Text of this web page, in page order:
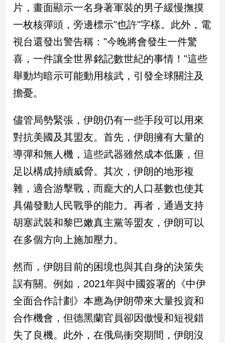
灣
觀
南
台
灣
觀
點
娛
樂
娛
星
聞
流
行/
時
追
生
活
片，畫面顯示一名身著軍裝的男子緩慢撫摸
一枚核彈頭，旁邊標示"也許"字樣。此外，電
視台還發出警告稱："今晚將會發生一件驚
喜，一件讓全世界銘記數世紀的事情！"這些
舉動均暗示可能動用核武，引發全球關注及
擔憂。
儘管局勢緊張，伊朗仍有一些手段可以用來
對抗美國及其盟友。首先，伊朗擁有大量的
導彈和無人機，這些武器雖然成本低廉，但
足以構成持續威脅。其次，伊朗的地形複
雜，適合游擊戰，而龐大的人口基數也使其
具備發動人民戰爭的能力。再者，通過支持
胡塞武裝和黎巴嫩真主黨等盟友，伊朗可以
在多個方向上施加壓力。
然而，伊朗目前的困境也與其自身的決策失
誤有關。例如，2021年與中國簽署的《中伊
全面合作計劃》本應為伊朗帶來大量投資和
合作機會，但德黑蘭官員卻因傲慢和短視錯
失了良機。此外，在俄烏衝突期間，伊朗沒